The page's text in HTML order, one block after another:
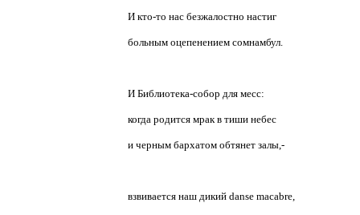
И кто-то нас безжалостно настиг
больным оцепенением сомнамбул.
И Библиотека-собор для месс:
когда родится мрак в тиши небес
и черным бархатом обтянет залы,-
взвивается наш дикий danse macabre,